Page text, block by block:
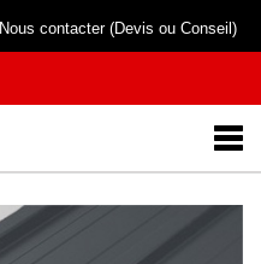
Nous contacter (Devis ou Conseil)